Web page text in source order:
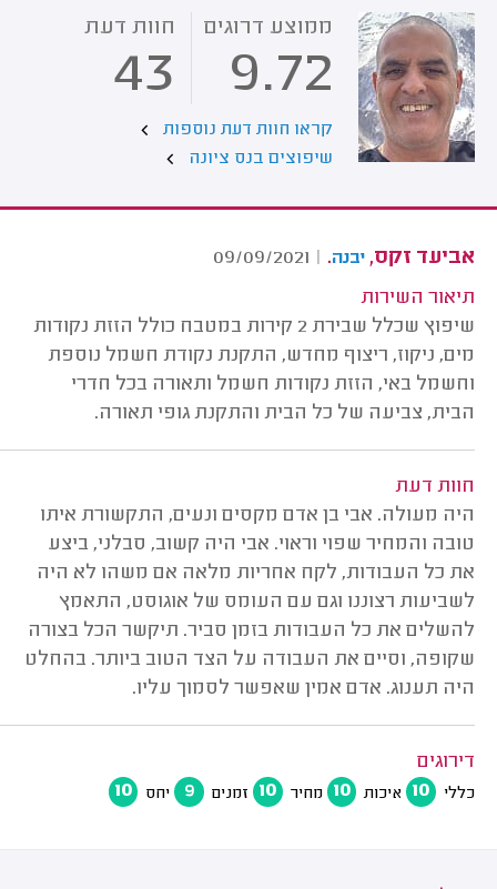
ממוצע דרוגים
9.72
חוות דעת
43
קראו חוות דעת נוספות
שיפוצים בנס ציונה
אביעד זקס, יבנה.
|
09/09/2021
תיאור השירות
שיפוץ שכלל שבירת 2 קירות במטבח כולל הזזת נקודות
מים, ניקוז, ריצוף מחדש, התקנת נקודת חשמל נוספת
וחשמל באי, הזזת נקודות חשמל ותאורה בכל חדרי
הבית, צביעה של כל הבית והתקנת גופי תאורה.
חוות דעת
היה מעולה. אבי בן אדם מקסים ונעים, התקשורת איתו
טובה והמחיר שפוי וראוי. אבי היה קשוב, סבלני, ביצע
את כל העבודות, לקח אחריות מלאה אם משהו לא היה
לשביעות רצוננו וגם עם העומס של אוגוסט, התאמץ
להשלים את כל העבודות בזמן סביר. תיקשר הכל בצורה
שקופה, וסיים את העבודה על הצד הטוב ביותר. בהחלט
היה תענוג. אדם אמין שאפשר לסמוך עליו.
דירוגים
כללי 10 איכות 10 מחיר 10 זמנים 9 יחס 10